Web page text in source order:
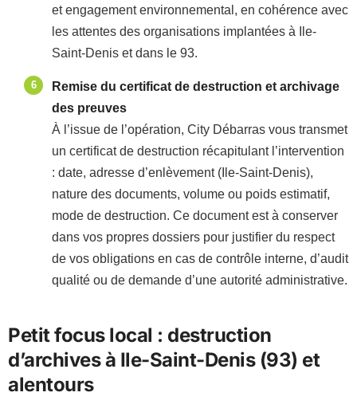
et engagement environnemental, en cohérence avec
les attentes des organisations implantées à Ile-
Saint-Denis et dans le 93.
Remise du certificat de destruction et archivage
des preuves
À l’issue de l’opération, City Débarras vous transmet
un certificat de destruction récapitulant l’intervention
: date, adresse d’enlèvement (Ile-Saint-Denis),
nature des documents, volume ou poids estimatif,
mode de destruction. Ce document est à conserver
dans vos propres dossiers pour justifier du respect
de vos obligations en cas de contrôle interne, d’audit
qualité ou de demande d’une autorité administrative.
Petit focus local : destruction
d’archives à Ile-Saint-Denis (93) et
alentours